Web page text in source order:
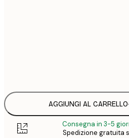
AGGIUNGI AL CARRELLO
Consegna in 3-5
Spedizione gratuita